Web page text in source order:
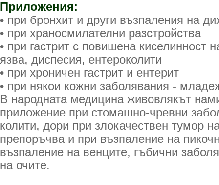
Приложения:
• при бронхит и други възпаления на
• при храносмилателни разстройства
• при гастрит с повишена киселинност
язва, диспесия, ентероколити
• при хроничен гастрит и ентерит
• при някои кожни заболявания -
В народната медицина живовлякът
приложение при стомашно-чревни
колити, дори при злокачествен тумор
препоръчва и при възпаление на
възпаление на венците, гъбични
на очите.